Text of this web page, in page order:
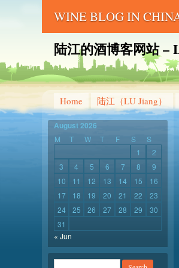
WINE BLOG IN
陆江的酒博客网站 –
Home 陆江（LU Jiang）
August 2026
M T W T F S
S
1
2
3
4 5 6 7 8
9
10
11 12 13 14 15
16
17
18 19 20 21 22
23
24
25 26 27 28 29
30
31
« Jun